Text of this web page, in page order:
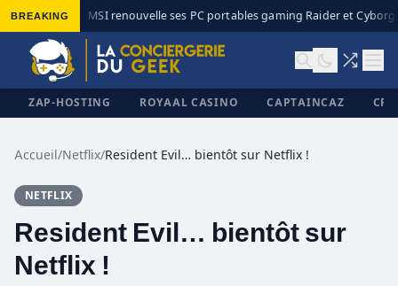
BREAKING MSI renouvelle ses PC portables gaming Raider et Cyborg
ZAP-HOSTING ROYAAL CASINO CAPTAINCAZ
Accueil/Netflix/Resident Evil… bientôt sur Netflix !
NETFLIX
Resident Evil… bientôt sur
Netflix !